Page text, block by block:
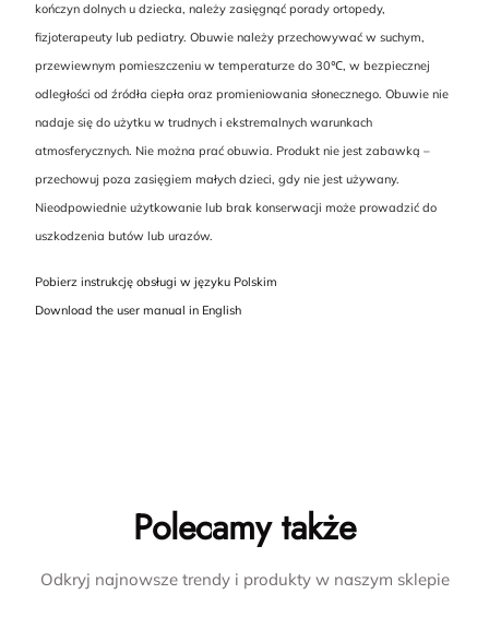
kończyn dolnych u dziecka, należy zasięgnąć porady ortopedy,
fizjoterapeuty lub pediatry. Obuwie należy przechowywać w suchym,
przewiewnym pomieszczeniu w temperaturze do 30℃, w bezpiecznej
odległości od źródła ciepła oraz promieniowania słonecznego. Obuwie nie
nadaje się do użytku w trudnych i ekstremalnych warunkach
atmosferycznych. Nie można prać obuwia. Produkt nie jest zabawką –
przechowuj poza zasięgiem małych dzieci, gdy nie jest używany.
Nieodpowiednie użytkowanie lub brak konserwacji może prowadzić do
uszkodzenia butów lub urazów.
Pobierz instrukcję obsługi w języku Polskim
Download the user manual in English
Polecamy także
Odkryj najnowsze trendy i produkty w naszym sklepie